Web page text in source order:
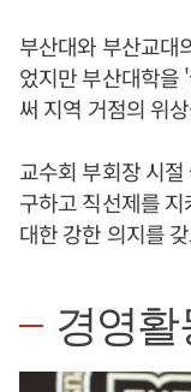
부산대와 부산교대
었지만 부산대학을
써 지역 거점의 위
교수회 부회장 시
구하고 직선제를
대한 강한 의지를
경영활